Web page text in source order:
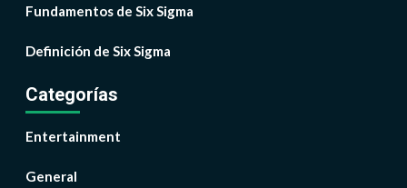
Fundamentos de Six Sigma
Definición de Six Sigma
Categorías
Entertainment
General